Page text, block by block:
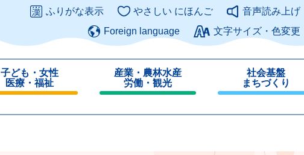
このページの本文へ
ふりがな表示 やさしい にほんご
音声読み上げ
Foreign language
文字サイズ・色変更
子ども・女性
医療・福祉
産業・農林水産
労働・観光
じ
社会基盤
まちづくり
じ